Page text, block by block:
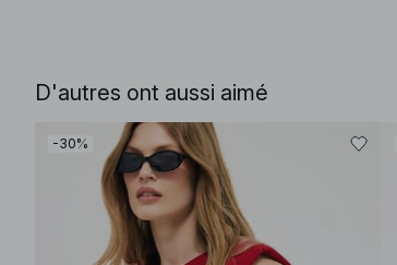
D'autres ont aussi aimé
-30%